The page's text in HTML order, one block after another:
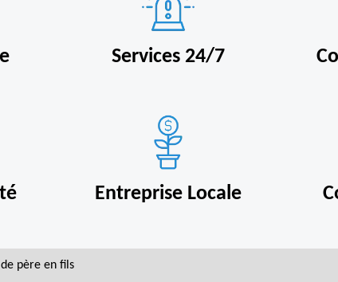
Services 24/7
Entreprise Locale
père en fils